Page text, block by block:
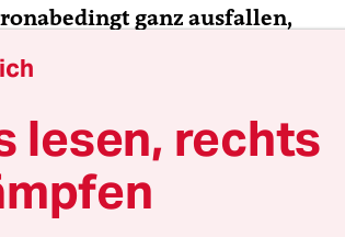
ganz ausfallen,
habenLust wieder da zu
und sich im
so viele Gäste – ich glaube,
lesen, rechts